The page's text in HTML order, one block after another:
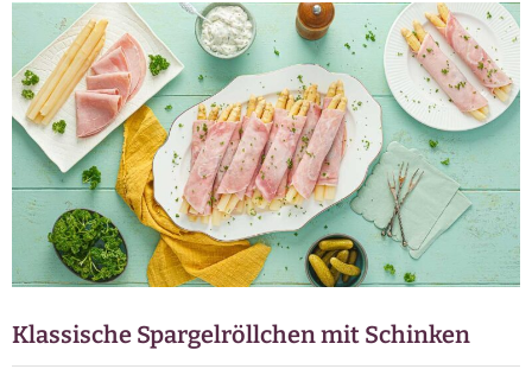
Klassische Spargelröllchen mit Schinken